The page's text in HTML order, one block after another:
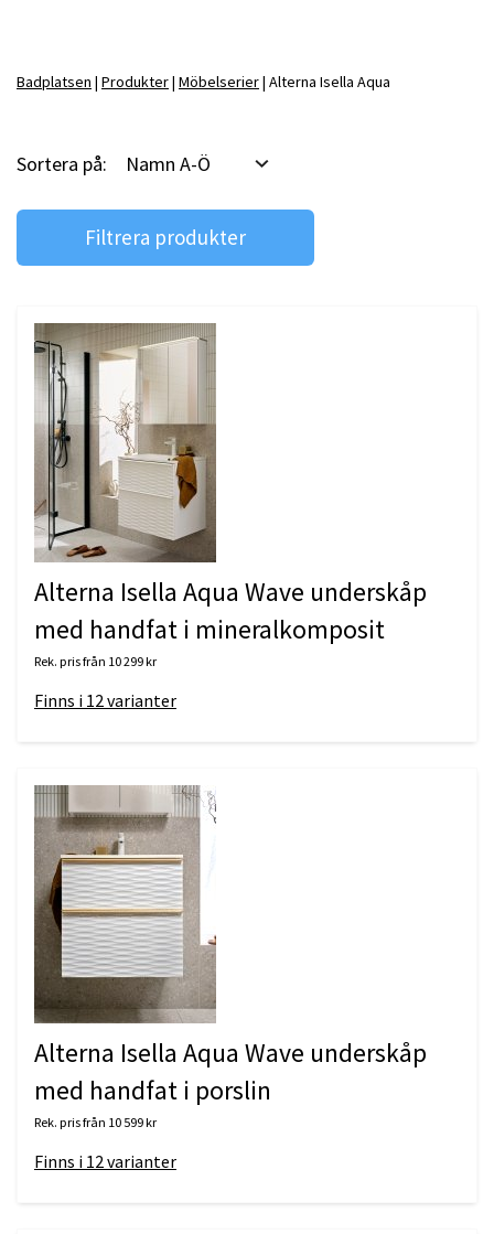
Badplatsen Produkter Möbelserier Alterna Isella Aqua
Sortera på: Namn A-Ö
Filtrera produkter
Alterna Isella Aqua Wave underskåp
med handfat i mineralkomposit
Rek. pris från 10 299 kr
Finns i 12varianter
Alterna Isella Aqua Wave underskåp
med handfat i porslin
Rek. pris från 10 599 kr
Finns i 12varianter